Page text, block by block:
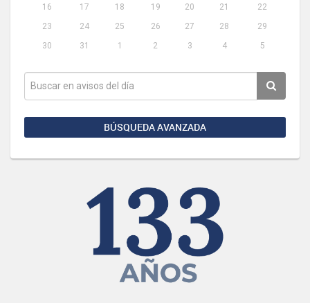
16
17 18 19 20 21
22
23
24 25 26 27 28
29
30
31 1 2 3 4 5
BÚSQUEDA AVANZADA